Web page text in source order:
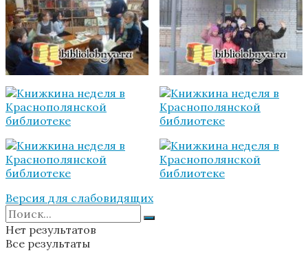
Версия для слабовидящих
Нет результатов
Все результаты